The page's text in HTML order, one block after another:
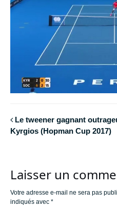
Le tweener gagnant
Kyrgios (Hopman Cup 2017)
Laisser un
Votre adresse e-mail ne sera pas
indiqués avec *